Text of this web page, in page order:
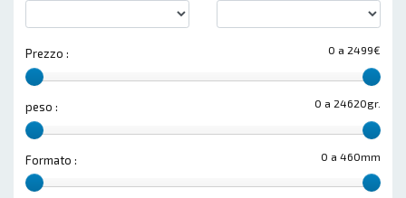
0 a 2499€
Prezzo :
0 a 24620gr.
peso :
0 a 460mm
Formato :